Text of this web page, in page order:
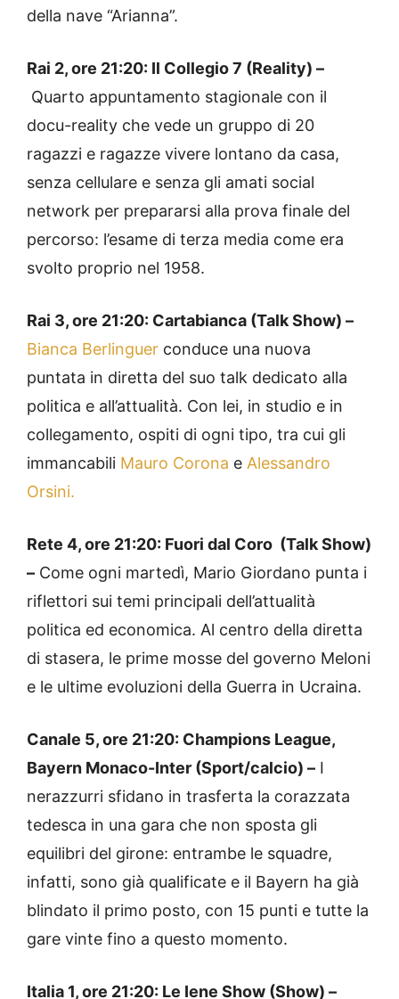
della nave “Arianna”.
Rai 2, ore 21:20: Il Collegio 7 (Reality) –
Quarto appuntamento stagionale con il
docu-reality che vede un gruppo di 20
ragazzi e ragazze vivere lontano da casa,
senza cellulare e senza gli amati social
network per prepararsi alla prova finale del
percorso: l’esame di terza media come era
svolto proprio nel 1958.
Rai 3, ore 21:20: Cartabianca (Talk Show) –
Bianca Berlinguer conduce una nuova
puntata in diretta del suo talk dedicato alla
politica e all’attualità. Con lei, in studio e in
collegamento, ospiti di ogni tipo, tra cui gli
immancabili Mauro Corona e Alessandro
Orsini.
Rete 4, ore 21:20: Fuori dal Coro (Talk Show)
– Come ogni martedì, Mario Giordano punta i
riflettori sui temi principali dell’attualità
politica ed economica. Al centro della diretta
di stasera, le prime mosse del governo Meloni
e le ultime evoluzioni della Guerra in Ucraina.
Canale 5, ore 21:20: Champions League,
Bayern Monaco-Inter (Sport/calcio) – I
nerazzurri sfidano in trasferta la corazzata
tedesca in una gara che non sposta gli
equilibri del girone: entrambe le squadre,
infatti, sono già qualificate e il Bayern ha già
blindato il primo posto, con 15 punti e tutte la
gare vinte fino a questo momento.
Italia 1, ore 21:20: Le Iene Show (Show) –